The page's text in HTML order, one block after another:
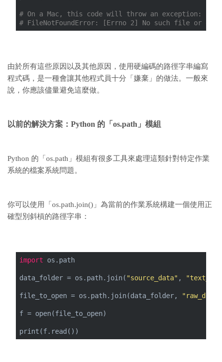
# On a Mac, this code will throw an exception:
# FileNotFoundError: [Errno 2] No such file or
由於所有這些原因以及其他原因，使用硬編碼的路徑字串編寫
程式碼，是一種會讓其他程式員十分「嫌棄」的做法。一般來
說，你應該儘量避免這麼做。
以前的解決方案： Python 的「os.path」模組
Python 的「os.path」模組有很多工具來處理這類針對特定作業
系統的檔案系統問題。
你可以使用「os.path.join()」為當前的作業系統構建一個使用正
確型別斜槓的路徑字串：
import os.path
data_folder = os.path.join( "source_data" ,
file_to_open = os.path.join(data_folder,
f = open(file_to_open)
print(f.read())